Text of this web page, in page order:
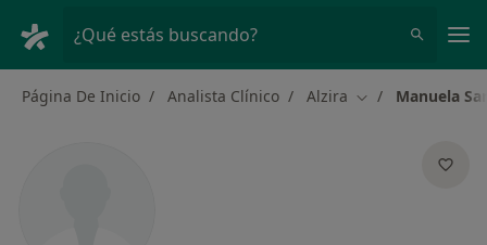
¿Qué estás buscando?
Página De Inicio Analista Clínico Alzira Cambiar de
Manuela